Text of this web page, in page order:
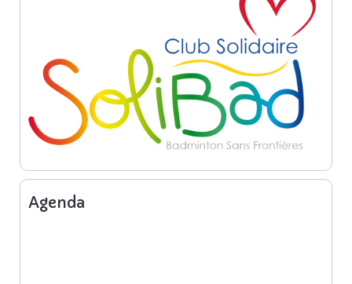
Agenda